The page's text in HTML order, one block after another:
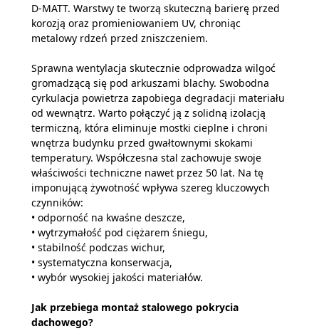
D-MATT. Warstwy te tworzą skuteczną barierę przed
korozją oraz promieniowaniem UV, chroniąc
metalowy rdzeń przed zniszczeniem.
Sprawna wentylacja skutecznie odprowadza wilgoć
gromadzącą się pod arkuszami blachy. Swobodna
cyrkulacja powietrza zapobiega degradacji materiału
od wewnątrz. Warto połączyć ją z solidną izolacją
termiczną, która eliminuje mostki cieplne i chroni
wnętrza budynku przed gwałtownymi skokami
temperatury. Współczesna stal zachowuje swoje
właściwości techniczne nawet przez 50 lat. Na tę
imponującą żywotność wpływa szereg kluczowych
czynników:
• odporność na kwaśne deszcze,
• wytrzymałość pod ciężarem śniegu,
• stabilność podczas wichur,
• systematyczna konserwacja,
• wybór wysokiej jakości materiałów.
Jak przebiega montaż stalowego pokrycia
dachowego?